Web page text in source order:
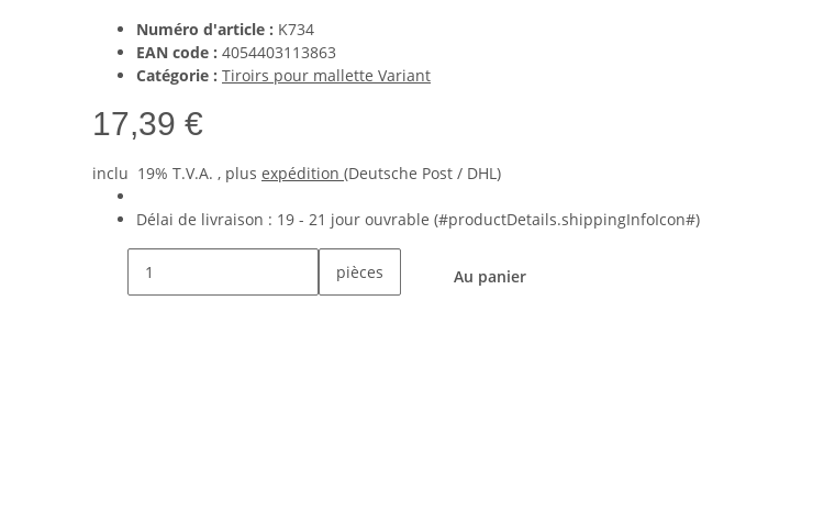
Numéro d'article : K734
EAN code : 4054403113863
Catégorie : Tiroirs pour mallette Variant
17,39 €
inclu 19% T.V.A. , plus expédition (Deutsche Post / DHL)
Délai de livraison : 19 - 21 jour ouvrable (#productDetails.shippingInfoIcon#)
pièces Au panier